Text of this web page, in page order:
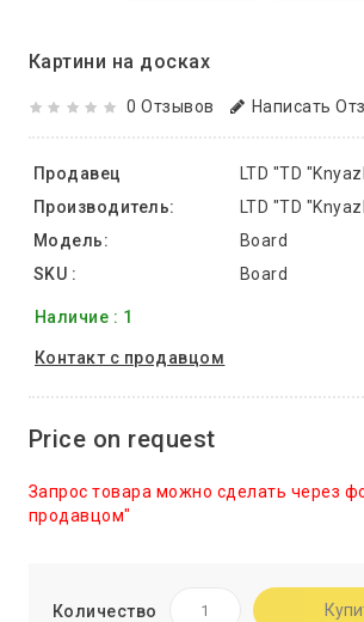
Картини на досках
0 Отзывов Написать
Продавец
LTD "TD
Производитель:
LTD "TD
Модель:
Board
SKU :
Board
Наличие : 1
Контакт с продавцом
Price on request
Запрос товара можно сделать через
продавцом"
Количество